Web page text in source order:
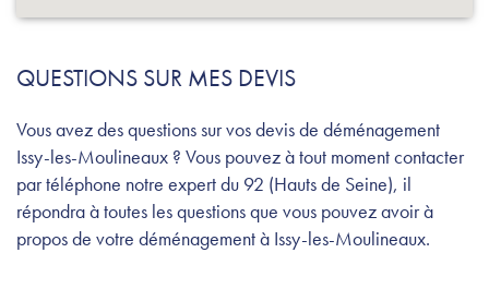
QUESTIONS SUR MES DEVIS
Vous avez des questions sur vos devis de déménagement
Issy-les-Moulineaux ? Vous pouvez à tout moment contacter
par téléphone notre expert du 92 (Hauts de Seine), il
répondra à toutes les questions que vous pouvez avoir à
propos de votre déménagement à Issy-les-Moulineaux.